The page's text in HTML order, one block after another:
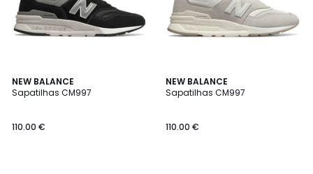
NEW BALANCE
Sapatilhas CM997
110.00 €
4,3
/ 5
NEW BALANCE
Sapatilhas CM997
110.00 €
4,3
/ 5